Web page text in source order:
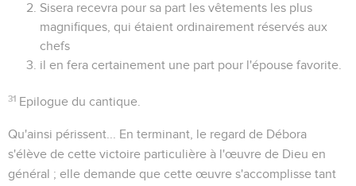
Sisera recevra pour sa part les vêtements les plus
magnifiques, qui étaient ordinairement réservés aux
chefs
il en fera certainement une part pour l'épouse favorite.
31 Epilogue du cantique.
Qu'ainsi périssent...
En terminant, le regard de Débora
s'élève de cette victoire particulière à l'œuvre de Dieu en
général ; elle demande que cette œuvre s'accomplisse tant